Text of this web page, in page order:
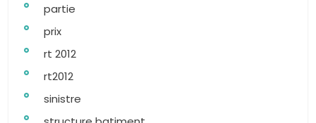
partie
prix
rt 2012
rt2012
sinistre